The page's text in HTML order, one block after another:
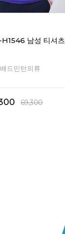
여성 티셔츠
드민턴의류
43,400